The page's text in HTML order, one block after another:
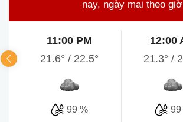
nay, ngày mai theo giờ
11:00 PM
21.6° / 22.5°
99 %
12:00
21.3°/
99